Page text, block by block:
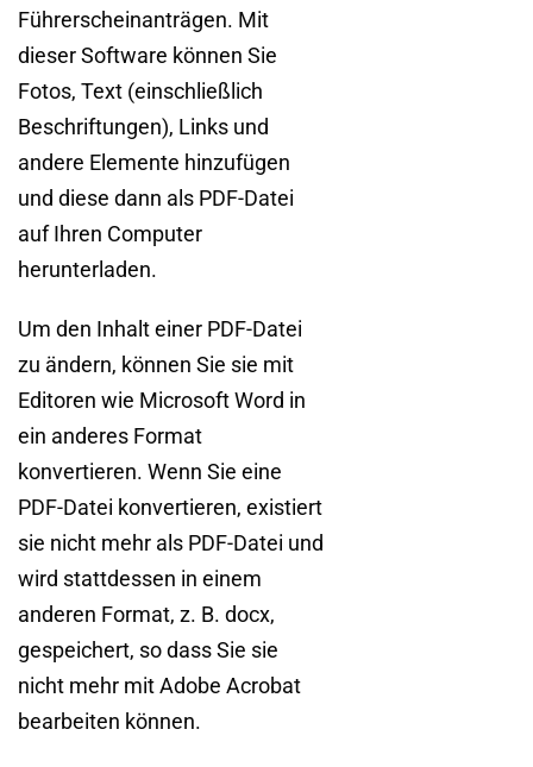
Führerscheinanträgen. Mit
dieser Software können Sie
Fotos, Text (einschließlich
Beschriftungen), Links und
andere Elemente hinzufügen
und diese dann als PDF-Datei
auf Ihren Computer
herunterladen.
Um den Inhalt einer PDF-Datei
zu ändern, können Sie sie mit
Editoren wie Microsoft Word in
ein anderes Format
konvertieren. Wenn Sie eine
PDF-Datei konvertieren, existiert
sie nicht mehr als PDF-Datei und
wird stattdessen in einem
anderen Format, z. B. docx,
gespeichert, so dass Sie sie
nicht mehr mit Adobe Acrobat
bearbeiten können.